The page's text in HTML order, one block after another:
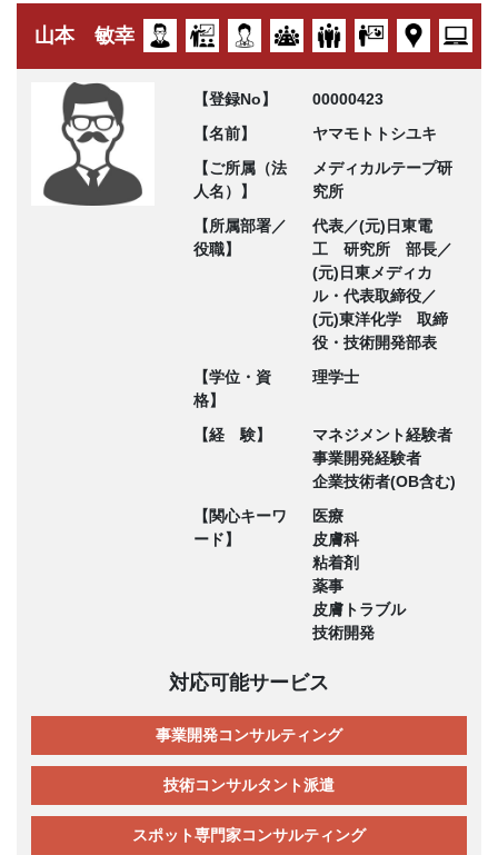
山本 敏幸
【登録No】
00000423
【名前】
ヤマモトトシユキ
【ご所属（法
人名）】
メディカルテープ研
究所
【所属部署／
役職】
代表／(元)日東電
工 研究所 部長／
(元)日東メディカ
ル・代表取締役／
(元)東洋化学 取締
役・技術開発部表
【学位・資
格】
理学士
【経 験】
マネジメント経験者
事業開発経験者
企業技術者(OB含む)
【関心キーワ
ード】
医療
皮膚科
粘着剤
薬事
皮膚トラブル
技術開発
対応可能サービス
事業開発コンサルティング
技術コンサルタント派遣
スポット専門家コンサルティング